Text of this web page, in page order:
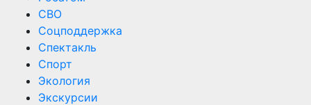
СВО
Соцподдержка
Спектакль
Спорт
Экология
Экскурсии